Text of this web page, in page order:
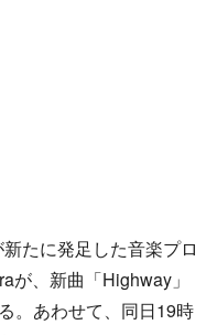
たに発足した音楽プロ
が、新曲「Highway」
。あわせて、同日19時